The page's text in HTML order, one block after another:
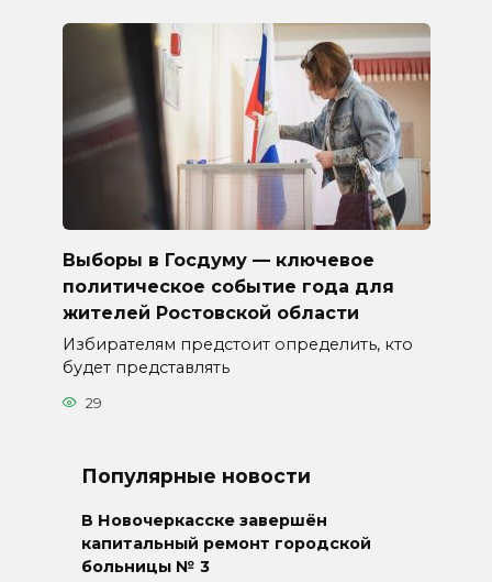
Выборы в Госдуму — ключевое
политическое событие года для
жителей Ростовской области
Избирателям предстоит определить, кто
будет представлять
29
Популярные новости
В Новочеркасске завершён
капитальный ремонт городской
больницы № 3